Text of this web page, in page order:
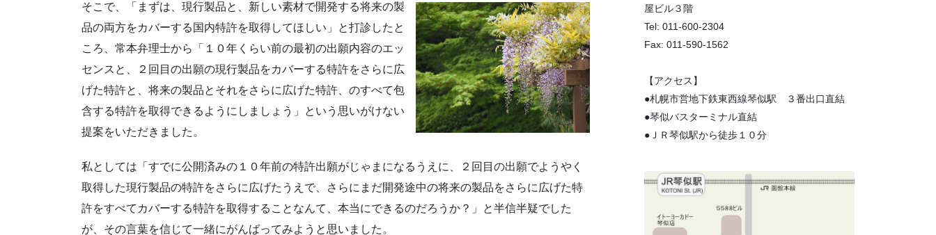
そこで、「まずは、現行製品と、新しい素材で開発する将来の製
品の両方をカバーする国内特許を取得してほしい」と打診したと
ころ、常本弁理士から「１０年くらい前の最初の出願内容のエッ
センスと、２回目の出願の現行製品をカバーする特許をさらに広
げた特許と、将来の製品とそれをさらに広げた特許、のすべて包
含する特許を取得できるようにしましょう」という思いがけない
提案をいただきました。
私としては「すでに公開済みの１０年前の特許出願がじゃまになるうえに、２回目の出願でようやく
取得した現行製品の特許をさらに広げたうえで、さらにまだ開発途中の将来の製品をさらに広げた特
許をすべてカバーする特許を取得することなんて、本当にできるのだろうか？」と半信半疑でした
が、その言葉を信じて一緒にがんばってみようと思いました。
屋ビル３階
Tel: 011-600-2304
Fax: 011-590-1562
【アクセス】
●札幌市営地下鉄東西線琴似駅 ３番出口直結
●琴似バスターミナル直結
●ＪＲ琴似駅から徒歩１０分